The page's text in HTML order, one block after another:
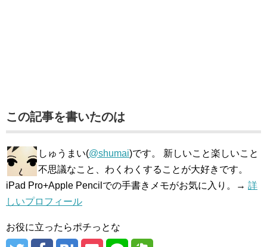
この記事を書いたのは
しゅうまい(@shumai)です。 新しいこと楽しいこと
不思議なこと、わくわくすることが大好きです。
iPad Pro+Apple Pencilでの手書きメモがお気に入り。→ 詳
しいプロフィール
お役に立ったらポチっとな